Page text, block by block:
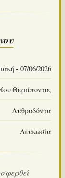
- 07/06/2026
Θεράποντος
Λυθροδόντα
Λευκωσία